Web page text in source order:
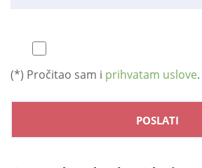
(*) Pročitao sam i prihvatam uslove.